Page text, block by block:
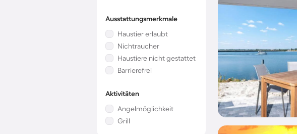
Ausstattungsmerkmale
Haustier erlaubt
Nichtraucher
Haustiere nicht gestattet
Barrierefrei
Aktivitäten
Angelmöglichkeit
Grill